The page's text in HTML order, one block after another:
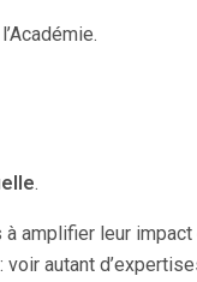
.
amplifier leur impact
autant